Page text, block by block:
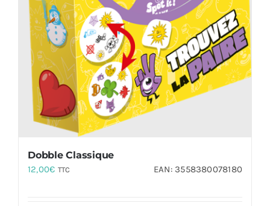
Dobble Classique
12,00€ TTC EAN:3558380078180